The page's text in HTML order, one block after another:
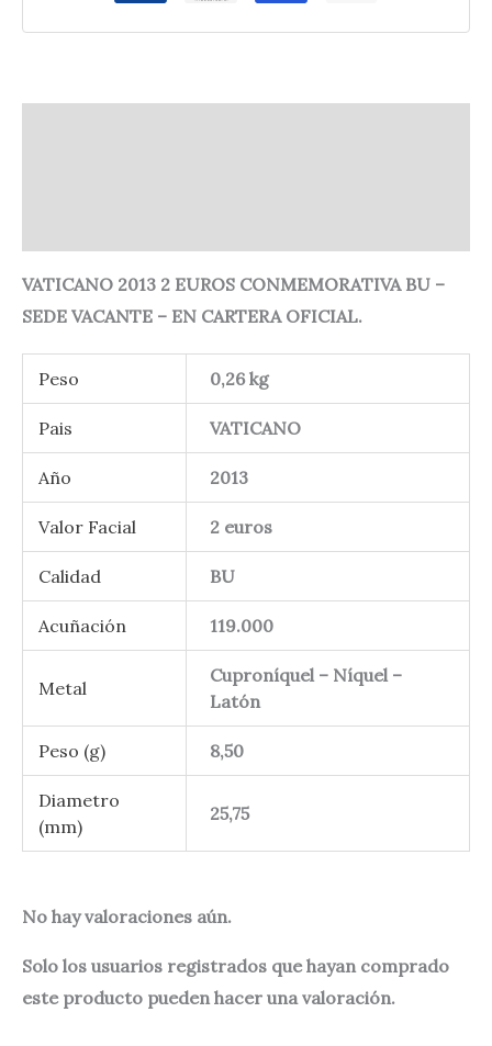
VATICANO 2013 2 EUROS CONMEMORATIVA BU –
SEDE VACANTE – EN CARTERA OFICIAL.
Peso 0,26 kg
Pais VATICANO
Año 2013
Valor Facial 2 euros
Calidad BU
Acuñación 119.000
Metal
Cuproníquel – Níquel –
Latón
Peso (g) 8,50
Diametro
(mm)
25,75
No hay valoraciones aún.
Solo los usuarios registrados que hayan comprado
este producto pueden hacer una valoración.